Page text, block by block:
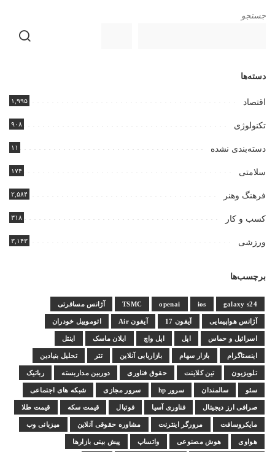
جستجو
دسته‌ها
اقتصاد ۱,۹۹۵
تکنولوژی ۹۰۸
دسته‌بندی نشده ۱۱
سلامتی ۱۷۴
فرهنگ وهنر ۲,۵۸۴
کسب و کار ۳۱۸
ورزشی ۳,۱۴۳
برچسب‌ها
galaxy s24
ios
openai
TSMC آژانس مسافرتی
آژانس هواپیمایی آیفون 17 آیفون Air اتوموبیل خودران
اسرائیل و حماس اپل اپل واچ ایلان ماسک اینتل
اینستاگرام بازار سهام بازاریابی آنلاین تتر تحلیل بنیادین
تلویزیون تین کلاینت حقوق فناوری دوربین مداربسته رباتیک
سئو سالمندان سرور hp سرور مجازی شبکه های اجتماعی
صرافی ارز دیجیتال فناوری آسیا فوتبال قیمت سکه قیمت طلا
مایکروسافت مرورگر اینترنت مشاوره حقوقی آنلاین میزبانی وب
هواوی هوش مصنوعی واتساپ پیش بینی بازارها